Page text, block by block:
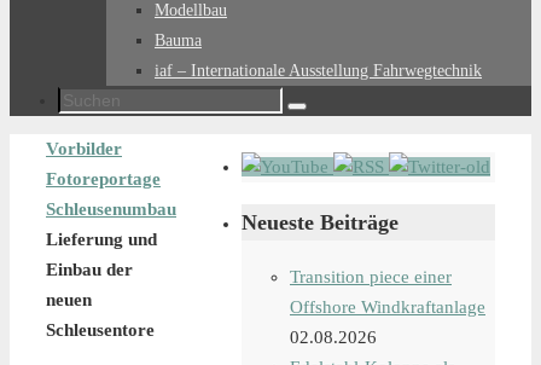
Modellbau
Bauma
iaf – Internationale Ausstellung Fahrwegtechnik
Suchen
Suchen
Start
Vorbilder
Fotoreportage
Schleusenumbau
Lieferung und
Einbau der
neuen
Schleusentore
Neueste Beiträge
Transition piece einer
Offshore Windkraftanlage
02.08.2026